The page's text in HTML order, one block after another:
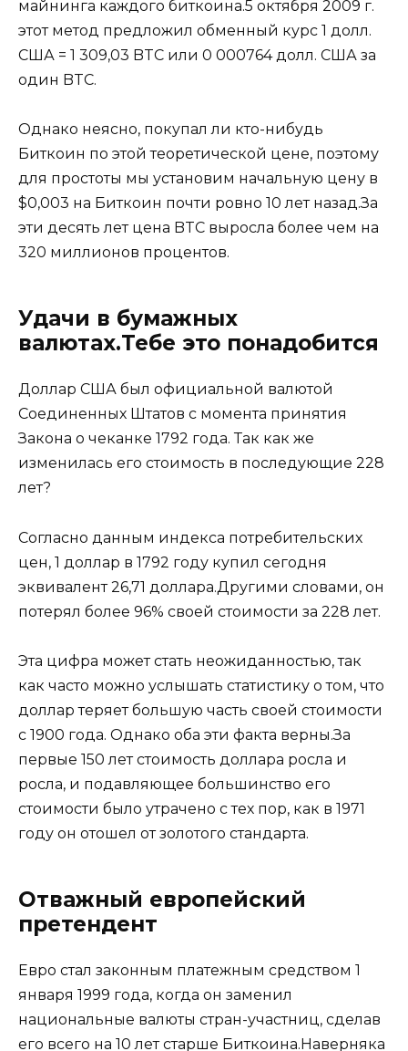
майнинга каждого биткоина.5 октября 2009 г.
этот метод предложил обменный курс 1 долл.
США = 1 309,03 BTC или 0 000764 долл. США за
один BTC.
Однако неясно, покупал ли кто-нибудь
Биткоин по этой теоретической цене, поэтому
для простоты мы установим начальную цену в
$0,003 на Биткоин почти ровно 10 лет назад.За
эти десять лет цена BTC выросла более чем на
320 миллионов процентов.
Удачи в бумажных
валютах.Тебе это понадобится
Доллар США был официальной валютой
Соединенных Штатов с момента принятия
Закона о чеканке 1792 года. Так как же
изменилась его стоимость в последующие 228
лет?
Согласно данным индекса потребительских
цен, 1 доллар в 1792 году купил сегодня
эквивалент 26,71 доллара.Другими словами, он
потерял более 96% своей стоимости за 228 лет.
Эта цифра может стать неожиданностью, так
как часто можно услышать статистику о том, что
доллар теряет большую часть своей стоимости
с 1900 года. Однако оба эти факта верны.За
первые 150 лет стоимость доллара росла и
росла, и подавляющее большинство его
стоимости было утрачено с тех пор, как в 1971
году он отошел от золотого стандарта.
Отважный европейский
претендент
Евро стал законным платежным средством 1
января 1999 года, когда он заменил
национальные валюты стран-участниц, сделав
его всего на 10 лет старше Биткоина.Наверняка